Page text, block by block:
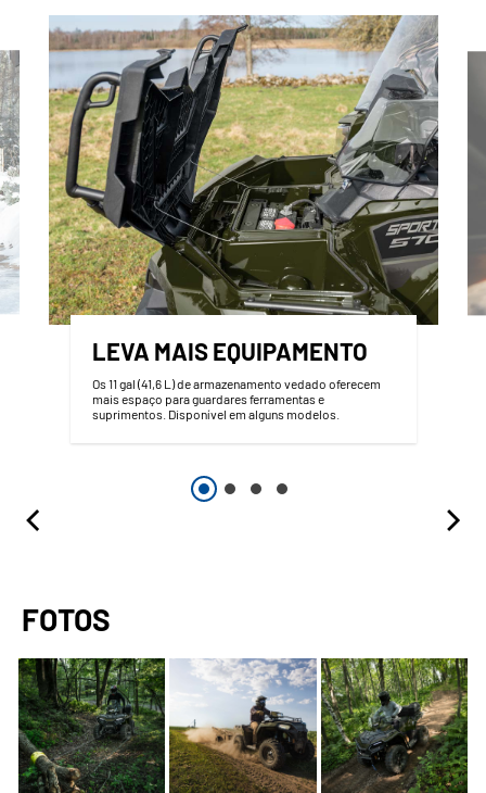
LEVA MAIS EQUIPAMENTO
Os 11 gal (41,6 L) de armazenamento vedado oferecem
mais espaço para guardares ferramentas e
suprimentos. Disponível em alguns modelos.
FOTOS